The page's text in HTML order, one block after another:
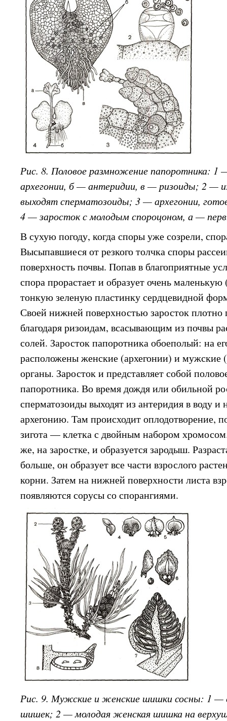
Рис. 8. Половое размножение папоротника:
архегонии, б — антеридии, в — ризоиды; 2 —
выходят сперматозоиды; 3 — архегонии,
4 — заросток с молодым спороцоном, а —
В сухую погоду, когда споры уже созрели,
Высыпавшиеся от резкого толчка споры
поверхность почвы. Попав в благоприятные
спора прорастает и образует очень
тонкую зеленую пластинку сердцевидной
Своей нижней поверхностью заросток
благодаря ризоидам, всасывающим из почвы
солей. Заросток папоротника обоеполый: на
расположены женские (архегонии) и мужские
органы. Заросток и представляет собой
папоротника. Во время дождя или обильной
сперматозоиды выходят из антеридия в воду и
архегонию. Там происходит оплодотворение,
зигота — клетка с двойным набором
же, на заростке, и образуется зародыш.
больше, он образует все части взрослого
корни. Затем на нижней поверхности листа
появляются сорусы со спорангиями.
Рис. 9. Мужские и женские шишки сосны: 1 —
шишек; 2 — молодая женская шишка на